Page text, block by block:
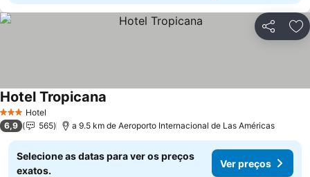
Partilhar
3 EstrelasHotel
Hotel Tropicana
6,9 565 a 9.5 km de Aeroporto Internacional de Las Américas
Selecione as datas para ver os preços
exatos.
Ver preços